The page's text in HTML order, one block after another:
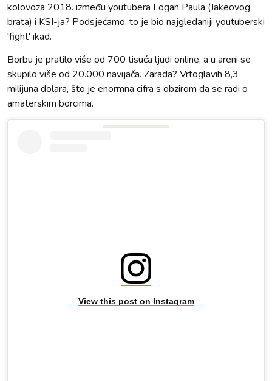
kolovoza 2018. između youtubera Logan Paula (Jakeovog
brata) i KSI-ja? Podsjećamo, to je bio najgledaniji youtuberski
'fight' ikad.
Borbu je pratilo više od 700 tisuća ljudi online, a u areni se
skupilo više od 20.000 navijača. Zarada? Vrtoglavih 8,3
milijuna dolara, što je enormna cifra s obzirom da se radi o
amaterskim borcima.
View this post on Instagram